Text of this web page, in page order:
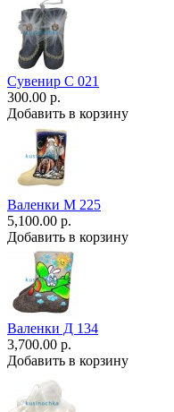
Сувенир С 021
300.00 р.
Добавить в корзину
Валенки М 225
5,100.00 р.
Добавить в корзину
Валенки Д 134
3,700.00 р.
Добавить в корзину